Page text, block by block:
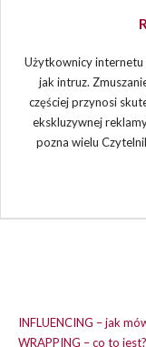
Użytkownicy internetu
jak intruz.
częściej przynosi
ekskluzywnej
pozna wielu
INFLUENCING – jak
WRAPPING – co to jest?